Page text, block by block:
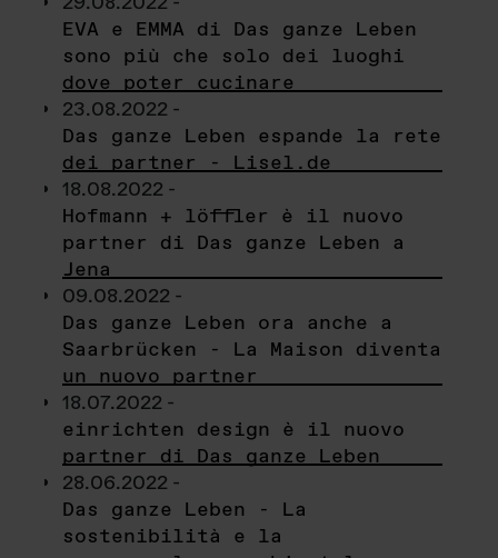
EVA e EMMA di Das ganze Leben
sono più che solo dei luoghi
dove poter cucinare
23.08.2022 -
Das ganze Leben espande la rete
dei partner - Lisel.de
18.08.2022 -
Hofmann + löffler è il nuovo
partner di Das ganze Leben a
Jena
09.08.2022 -
Das ganze Leben ora anche a
Saarbrücken - La Maison diventa
un nuovo partner
18.07.2022 -
einrichten design è il nuovo
partner di Das ganze Leben
28.06.2022 -
Das ganze Leben - La
sostenibilità e la